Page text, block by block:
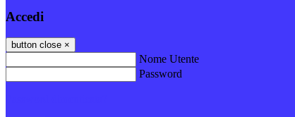
Accedi
button close ×
Nome Utente
Password